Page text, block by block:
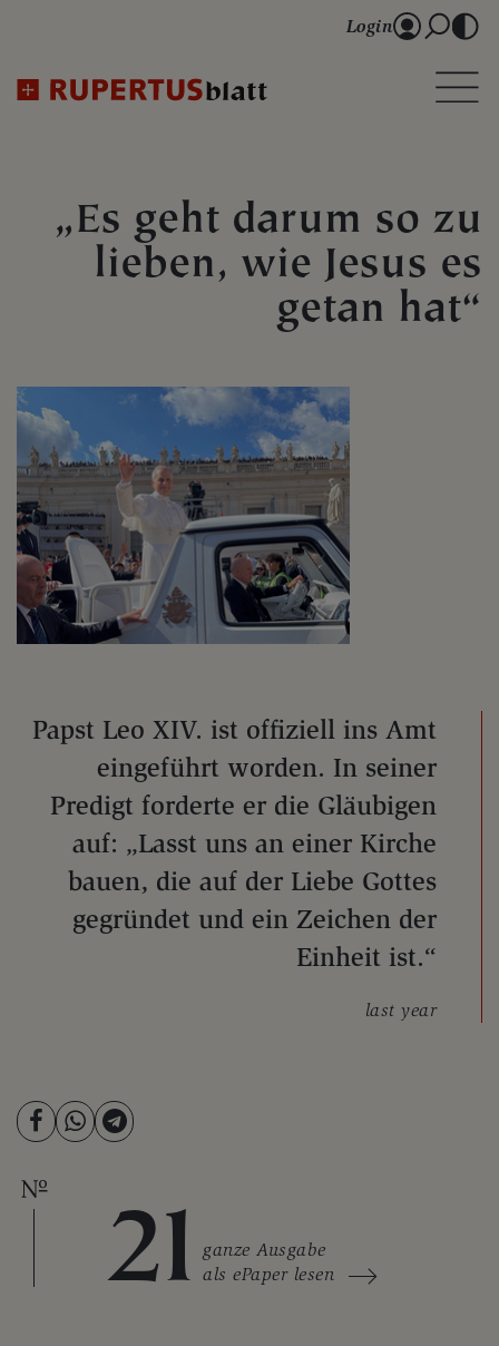
Login
„Es geht darum so zu
lieben, wie Jesus es
getan hat“
Papst Leo XIV. ist offiziell ins Amt
eingeführt worden. In seiner
Predigt forderte er die Gläubigen
auf: „Lasst uns an einer Kirche
bauen, die auf der Liebe Gottes
gegründet und ein Zeichen der
Einheit ist.“
last year
21ganze Ausgabe
als ePaper lesen